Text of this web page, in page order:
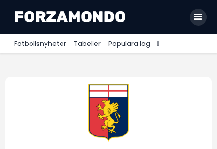
Fotbollsnyheter Tabeller Populära lag
Premier League